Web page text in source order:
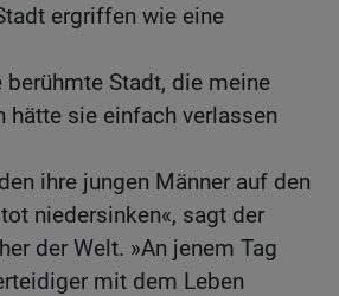
ergriffen wie eine
berühmte Stadt, die meine
hätte sie einfach verlassen
ihre jungen Männer auf den
niedersinken«, sagt der
der Welt. »An jenem Tag
mit dem Leben